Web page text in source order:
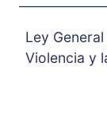
Ley
Violencia y